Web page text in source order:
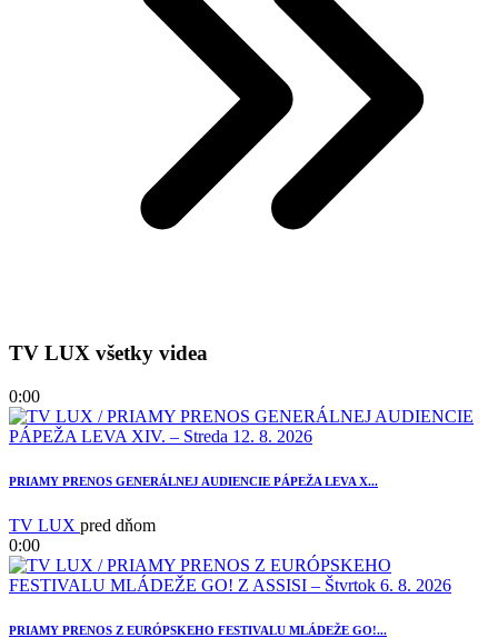
TV LUX všetky videa
0:00
PRIAMY PRENOS GENERÁLNEJ AUDIENCIE PÁPEŽA LEVA X...
TV LUX pred dňom
0:00
PRIAMY PRENOS Z EURÓPSKEHO FESTIVALU MLÁDEŽE GO!...